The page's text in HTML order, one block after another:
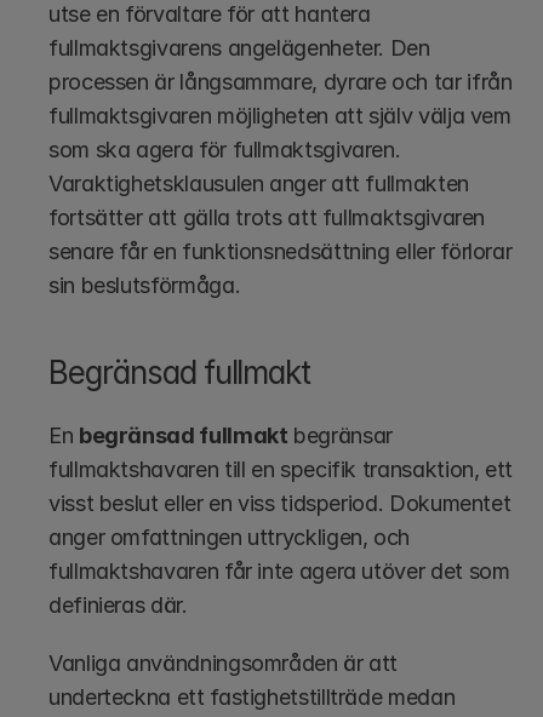
utse en förvaltare för att hantera
fullmaktsgivarens angelägenheter. Den
processen är långsammare, dyrare och tar ifrån
fullmaktsgivaren möjligheten att själv välja vem
som ska agera för fullmaktsgivaren.
Varaktighetsklausulen anger att fullmakten
fortsätter att gälla trots att fullmaktsgivaren
senare får en funktionsnedsättning eller förlorar
sin beslutsförmåga.
Begränsad fullmakt
En begränsad fullmakt begränsar
fullmaktshavaren till en specifik transaktion, ett
visst beslut eller en viss tidsperiod. Dokumentet
anger omfattningen uttryckligen, och
fullmaktshavaren får inte agera utöver det som
definieras där.
Vanliga användningsområden är att
underteckna ett fastighetstillträde medan